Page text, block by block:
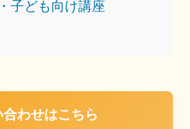
子ども向け講座
合わせはこちら